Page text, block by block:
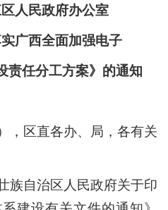
人民政府办公室
实广西全面加强电子
责任分工方案》的通知
，区直各办、局，各有关
族自治区人民政府关于印